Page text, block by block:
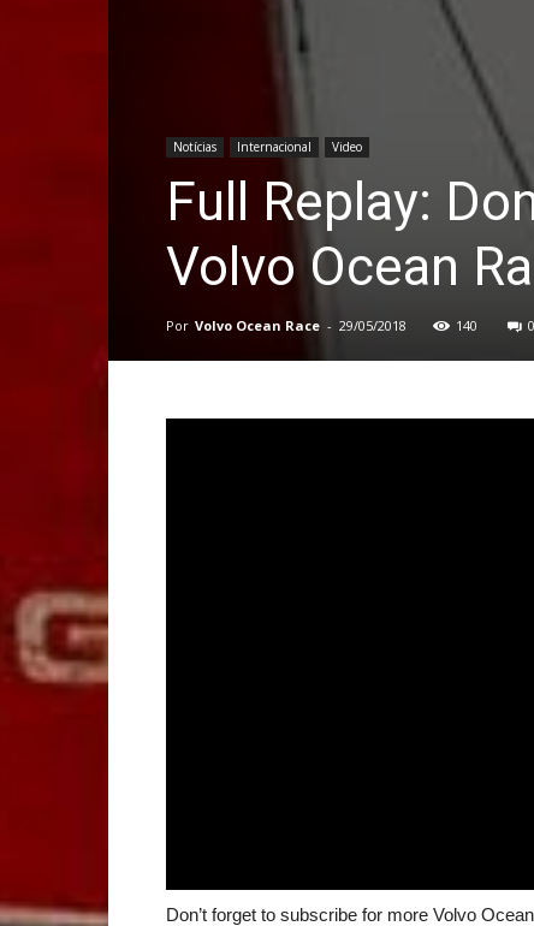
Notícias Internacional Video
Full Replay:
Volvo Ocean
Por Volvo Ocean Race - 29/05/2018 140 0
Don’t forget to subscribe for more Volvo